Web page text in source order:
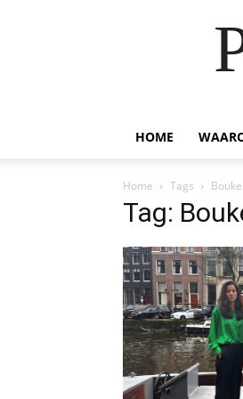
HOME
Home Tags
Tag: